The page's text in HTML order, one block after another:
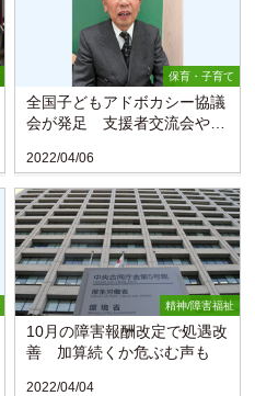
保育・子育て
全国子どもアドボカシー協議
会が発足 支援者交流会や養
2022/04/06
精神/障害福祉
10月の障害報酬改定で処遇改
善 加算続くか危ぶむ声も
2022/04/04